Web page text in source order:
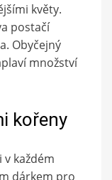
květy.
postačí
Obyčejný
množství
kořeny
každém
dárkem pro